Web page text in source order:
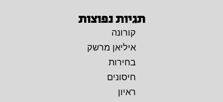
תגיות נפוצות
קורונה
איליאן מרשק
בחירות
חיסונים
ראיון